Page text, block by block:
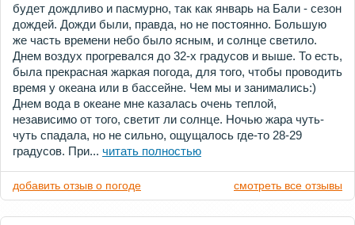
будет дождливо и пасмурно, так как январь на Бали - сезон
дождей. Дожди были, правда, но не постоянно. Большую
же часть времени небо было ясным, и солнце светило.
Днем воздух прогревался до 32-х градусов и выше. То есть,
была прекрасная жаркая погода, для того, чтобы проводить
время у океана или в бассейне. Чем мы и занимались:)
Днем вода в океане мне казалась очень теплой,
независимо от того, светит ли солнце. Ночью жара чуть-
чуть спадала, но не сильно, ощущалось где-то 28-29
градусов. При... читать полностью
добавить отзыв о погоде смотреть все отзывы